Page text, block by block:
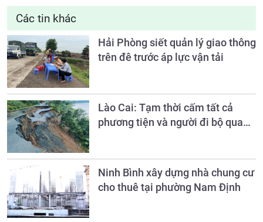
Các tin khác
Hải Phòng siết quản lý giao thông
trên đê trước áp lực vận tải
Lào Cai: Tạm thời cấm tất cả
phương tiện và người đi bộ qua
Ninh Bình xây dựng nhà chung cư
cho thuê tại phường Nam Định